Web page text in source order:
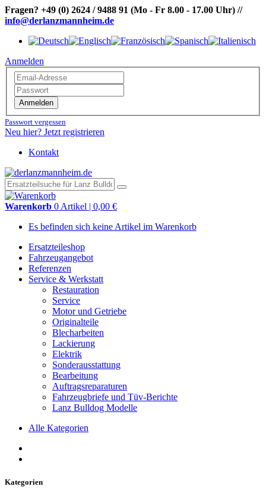
Fragen? +49 (0) 2624 / 9488 91 (Mo - Fr 8.00 - 17.00 Uhr) //
info@derlanzmannheim.de
Anmelden
Anmelden
Passwort vergessen
Neu hier? Jetzt registrieren
Kontakt
Warenkorb 0 Artikel | 0,00 €
Es befinden sich keine Artikel im Warenkorb
Ersatzteileshop
Fahrzeugangebot
Referenzen
Service & Werkstatt
Restauration
Service
Motor und Getriebe
Originalteile
Blecharbeiten
Lackierung
Elektrik
Sonderausstattung
Bearbeitung
Auftragsreparaturen
Fahrzeugbriefe und Tüv-Berichte
Lanz Bulldog Modelle
Alle Kategorien
Kategorien